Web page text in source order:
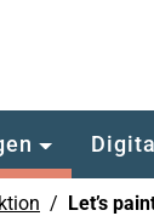
Let’s